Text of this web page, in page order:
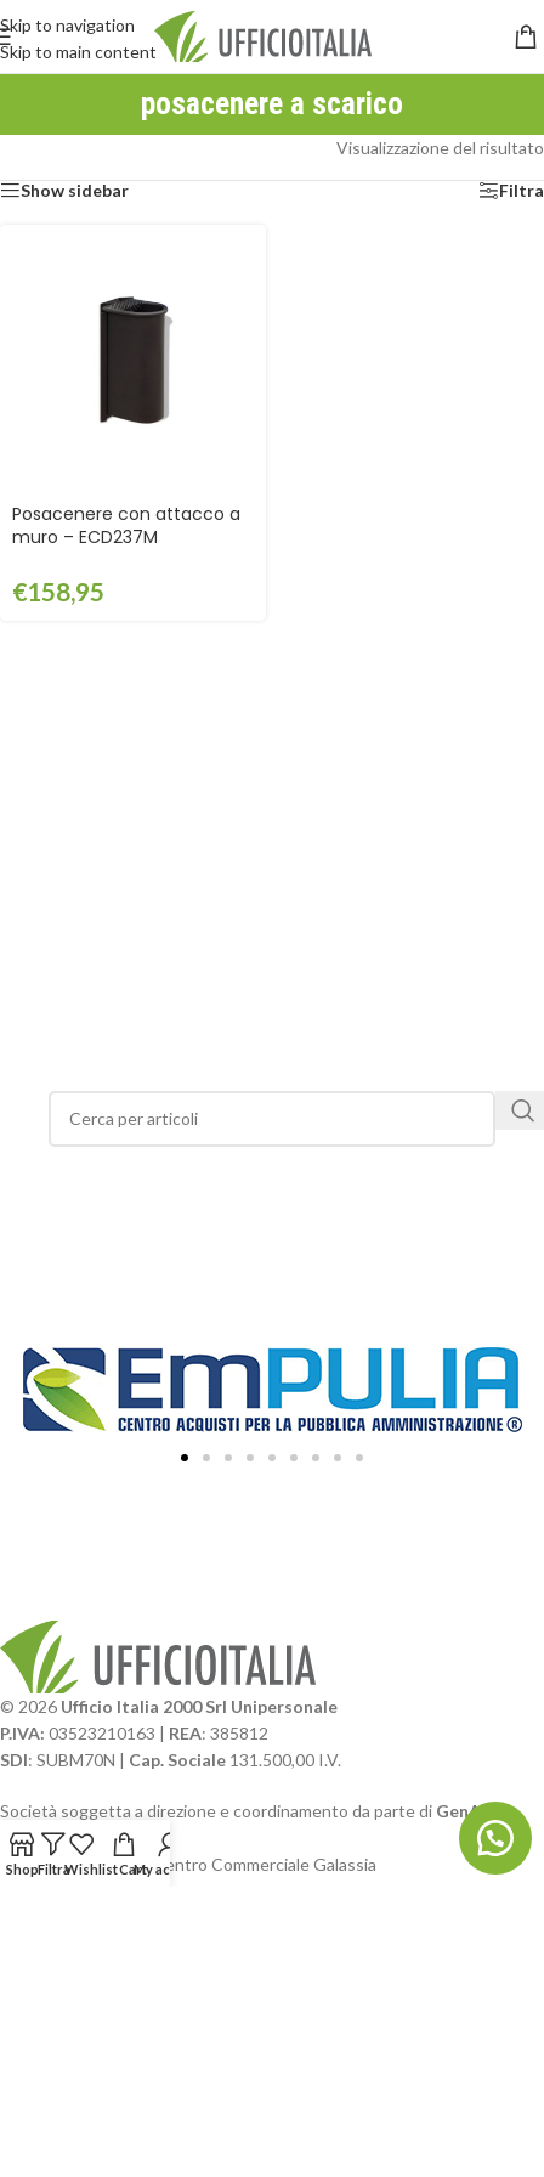
Skip to navigation
Skip to main content
posacenere a scarico
Visualizzazione del risultato
Show sidebar Filtra
Posacenere con attacco a
muro – ECD237M
€158,95
© 2026 Ufficio Italia 2000 Srl Unipersonale
P.IVA: 03523210163 | REA: 385812
SDI: SUBM70N | Cap. Sociale 131.500,00 I.V.
Società soggetta a direzione e coordinamento da parte di GenALFA
Holding srl
Via A. Ponti n. 4 – Centro Commerciale Galassia
ShopFiltraWishlistCartMy account